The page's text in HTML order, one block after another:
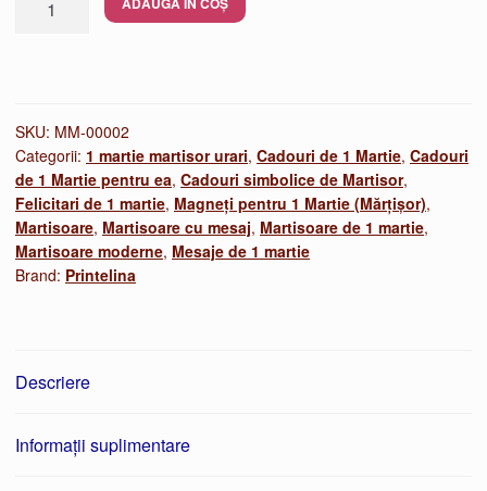
Seturi
Cadou
special
1
Martie
SKU: MM-00002
Categorii: 1 martie martisor urari, Cadouri de 1 Martie, Cadouri
de 1 Martie pentru ea, Cadouri simbolice de Martisor,
Felicitari de 1 martie, Magneți pentru 1 Martie (Mărțișor),
Martisoare, Martisoare cu mesaj, Martisoare de 1 martie,
Martisoare moderne, Mesaje de 1 martie
Brand: Printelina
Descriere
Informații suplimentare